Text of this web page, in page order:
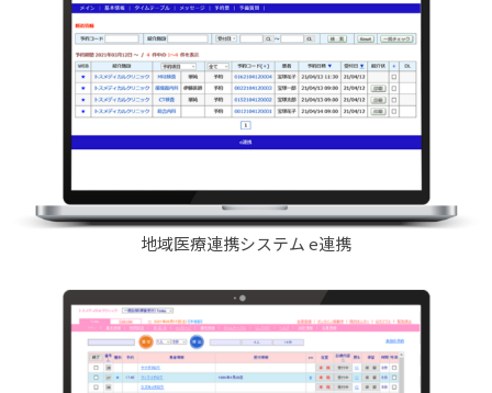
地域医療連携システム e連携